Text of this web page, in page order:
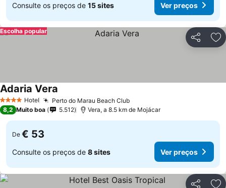
Consulte os preços de 15 sites Ver preços
Partilhar
Escolha popular
4 EstrelasHotel Perto do Marau Beach ClubVer preços
Adaria Vera
8,2 Muito boa 5.512 Vera, a 8.5 km de Mojácar
De € 53
Consulte os preços de 8 sites Ver preços